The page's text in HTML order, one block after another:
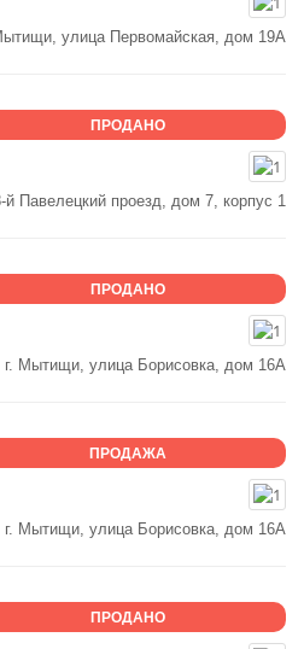
улица Первомайская, дом 19А
ПРОДАНО
й Павелецкий проезд, дом 7, корпус 1
ПРОДАНО
г. Мытищи, улица Борисовка, дом 16А
ПРОДАЖА
г. Мытищи, улица Борисовка, дом 16А
ПРОДАНО